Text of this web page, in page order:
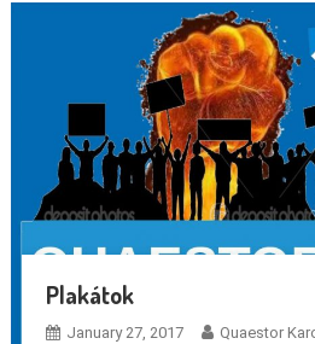
Plakátok
January 27, 2017 Quaestor